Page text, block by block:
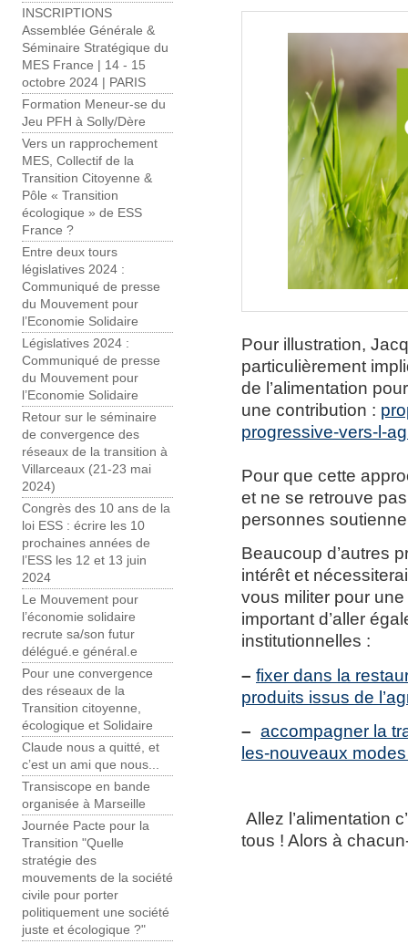
INSCRIPTIONS
Assemblée Générale &
Séminaire Stratégique du
MES France | 14 - 15
octobre 2024 | PARIS
Formation Meneur-se du
Jeu PFH à Solly/Dère
Vers un rapprochement
MES, Collectif de la
Transition Citoyenne &
Pôle « Transition
écologique » de ESS
France ?
Entre deux tours
législatives 2024 :
Communiqué de presse
du Mouvement pour
l’Economie Solidaire
Législatives 2024 :
Communiqué de presse
du Mouvement pour
l’Economie Solidaire
Retour sur le séminaire
de convergence des
réseaux de la transition à
Villarceaux (21-23 mai
2024)
Congrès des 10 ans de la
loi ESS : écrire les 10
prochaines années de
l’ESS les 12 et 13 juin
2024
Le Mouvement pour
l’économie solidaire
recrute sa/son futur
délégué.e général.e
Pour une convergence
des réseaux de la
Transition citoyenne,
écologique et Solidaire
Claude nous a quitté, et
c’est un ami que nous...
Transiscope en bande
organisée à Marseille
Journée Pacte pour la
Transition "Quelle
stratégie des
mouvements de la société
civile pour porter
politiquement une société
juste et écologique ?"
Pour illustration,
particulièrement
de l’alimentation
une contribution :
progressive-vers-l-
Pour que cette
et ne se retrouve
personnes
Beaucoup d’autres
intérêt et
vous militer pour
important d’aller
institutionnelles :
– fixer dans la
produits issus de
– accompagner la
les-nouveaux
Allez l’alimentation
tous ! Alors à